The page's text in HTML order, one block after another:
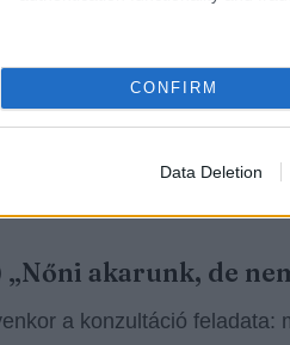
CONFIRM
Data Deletion
A forgalom nő, de a
SEO hoz látogatókat, de a
„Nőni akarunk, de
a konzultáció feladata: